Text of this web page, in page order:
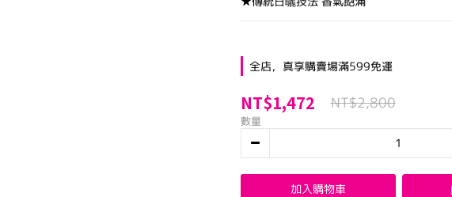
全店，真享購賣場滿599免運
NT$1,472 NT$2,800
數量
加入購物車